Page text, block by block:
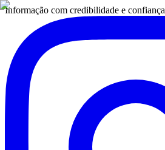
Informação com credibilidade e confiança